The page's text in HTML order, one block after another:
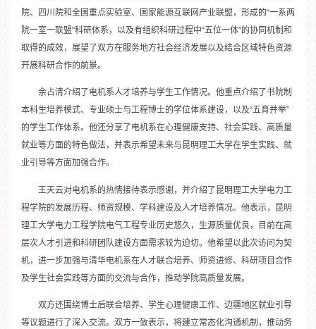
院、四川院和全国重点实验室、国家能源互联网产业联盟，形成的“一系两
院一室一联盟”科研体系，以及有组织科研过程中“五位一体”的协同机制和
取得的成效，展望了双方在服务地方社会经济发展以及结合区域特色资源
开展科研合作的前景。
余占清介绍了电机系人才培养与学生工作情况。他重点介绍了书院制
本科生培养模式、专业硕士与工程博士的学位体系建设，以及“五育并举”
的学生工作体系。他还分享了电机系在心理健康支持、社会实践、高质量
就业等方面的特色做法，并表示希望未来与昆明理工大学在学生实践、就
业引导等方面加强合作。
王天云对电机系的热情接待表示感谢，并介绍了昆明理工大学电力工
程学院的发展历程、师资规模、学科建设及人才培养情况。他表示，昆明
理工大学电力工程学院电气工程专业历史悠久，生源质量优良，目前在高
层次人才引进和科研团队建设方面需求较为迫切。他希望以此次访问为契
机，进一步加强与清华电机系在人才联合培养、师资进修、科研项目合作
及学生社会实践等方面的交流与合作，推动学院高质量发展。
双方还围绕博士后联合培养、学生心理健康工作、边疆地区就业引导
等议题进行了深入交流。双方一致表示，将建立常态化沟通机制，推动务